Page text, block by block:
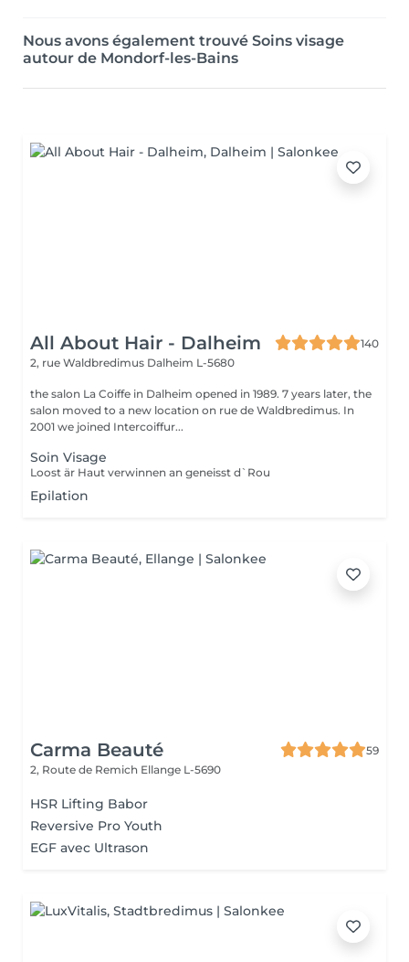
Nous avons également trouvé Soins visage
autour de Mondorf-les-Bains
All About Hair - Dalheim
140
2, rue Waldbredimus Dalheim L-5680
the salon La Coiffe in Dalheim opened in 1989. 7 years later, the
salon moved to a new location on rue de Waldbredimus. In
2001 we joined Intercoiffur...
Soin Visage
Loost är Haut verwinnen an geneisst d`Rou
Epilation
Carma Beauté
59
2, Route de Remich Ellange L-5690
HSR Lifting Babor
Reversive Pro Youth
EGF avec Ultrason